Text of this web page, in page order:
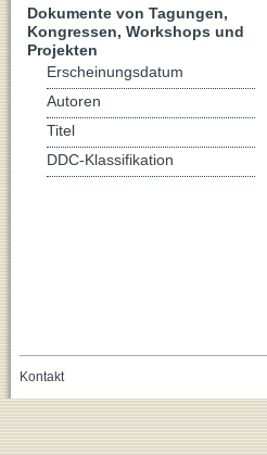
Dokumente von Tagungen,
Kongressen, Workshops und
Projekten
Erscheinungsdatum
Autoren
Titel
DDC-Klassifikation
Kontakt